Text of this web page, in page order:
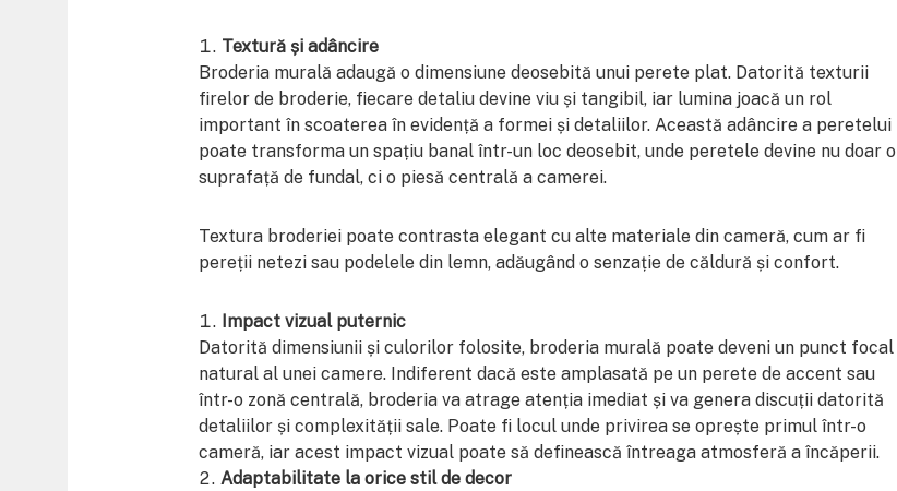
Textură și adâncire
Broderia murală adaugă o dimensiune deosebită unui perete plat. Datorită texturii
firelor de broderie, fiecare detaliu devine viu și tangibil, iar lumina joacă un rol
important în scoaterea în evidență a formei și detaliilor. Această adâncire a peretelui
poate transforma un spațiu banal într-un loc deosebit, unde peretele devine nu doar o
suprafață de fundal, ci o piesă centrală a camerei.
Textura broderiei poate contrasta elegant cu alte materiale din cameră, cum ar fi
pereții netezi sau podelele din lemn, adăugând o senzație de căldură și confort.
Impact vizual puternic
Datorită dimensiunii și culorilor folosite, broderia murală poate deveni un punct focal
natural al unei camere. Indiferent dacă este amplasată pe un perete de accent sau
într-o zonă centrală, broderia va atrage atenția imediat și va genera discuții datorită
detaliilor și complexității sale. Poate fi locul unde privirea se oprește primul într-o
cameră, iar acest impact vizual poate să definească întreaga atmosferă a încăperii.
Adaptabilitate la orice stil de decor